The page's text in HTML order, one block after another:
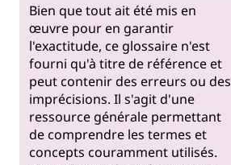
Bien que tout ait été mis en
œuvre pour en garantir
l'exactitude, ce glossaire n'est
fourni qu'à titre de référence et
peut contenir des erreurs ou des
imprécisions. Il s'agit d'une
ressource générale permettant
de comprendre les termes et
concepts couramment utilisés.